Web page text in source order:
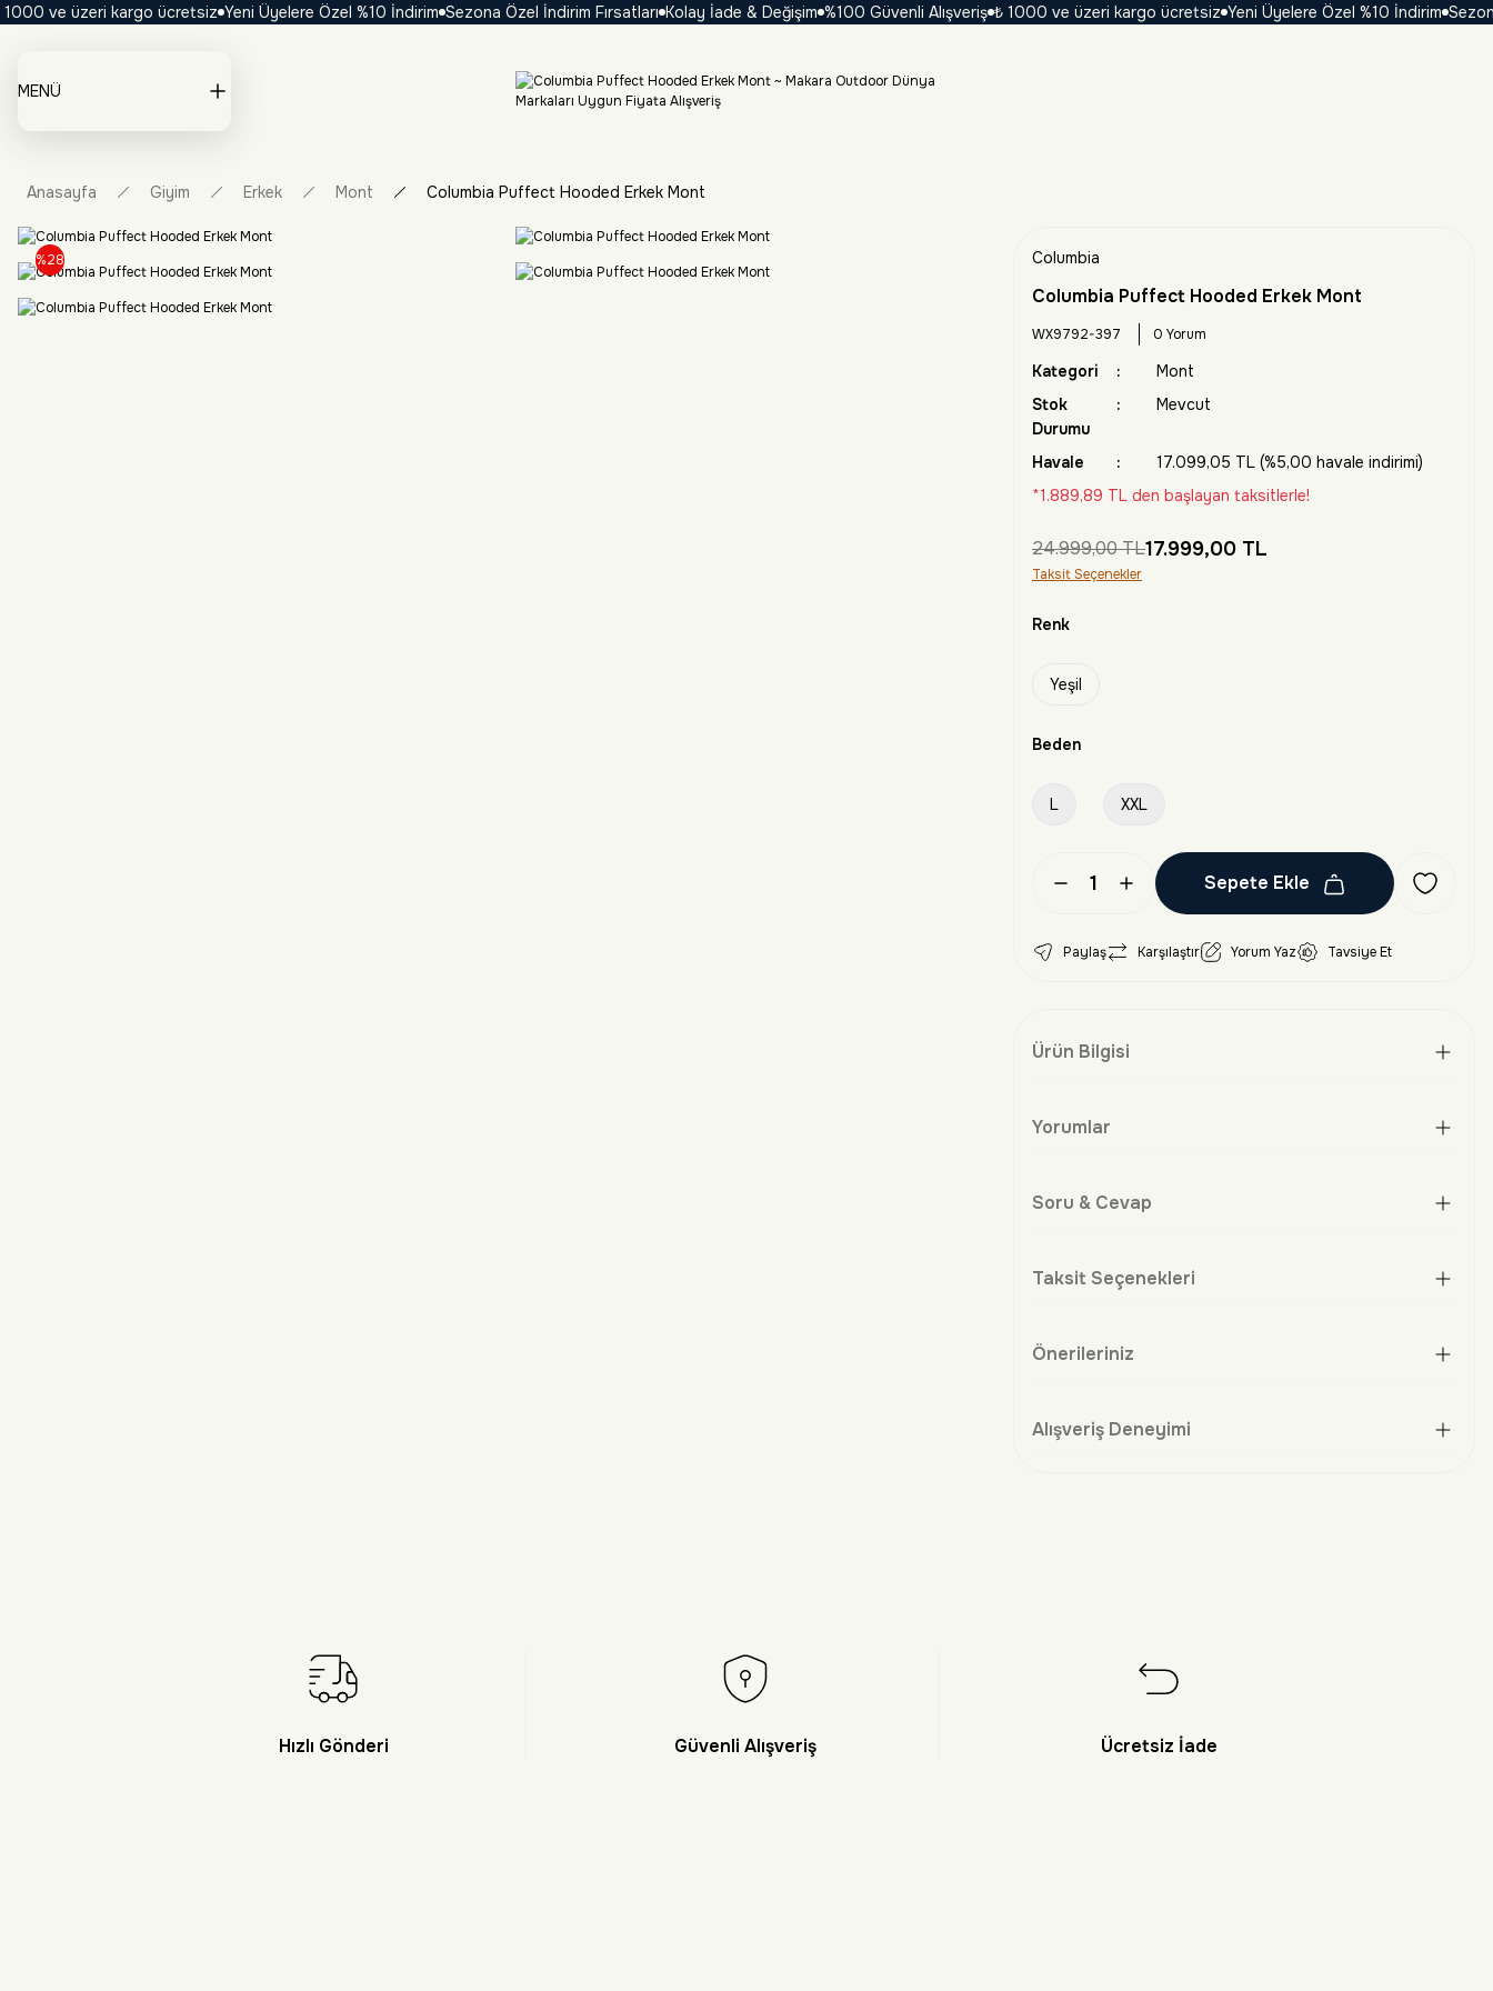
ve üzeri kargo ücretsiz Yeni Üyelere Özel %10 İndirim Sezona Özel İndirim Fırsatları Kolay İade & Değişim %100 Güvenli Alışveriş ₺ 1000 ve üzeri kargo ücretsiz Yeni Üyelere Özel %10 İndirim Sezona
MENÜ
Anasayfa Giyim Erkek Mont Columbia Puffect Hooded Erkek Mont
%28 Columbia
Columbia Puffect Hooded Erkek Mont
WX9792-397 0 Yorum
Kategori
Mont
Stok
Durumu
Mevcut
Havale
17.099,05 TL (%5,00 havale indirimi)
*1.889,89 TL den başlayan taksitlerle!
24.999,00 TL17.999,00 TL
Taksit Seçenekler
Renk
Yeşil
Beden
L XXL
Sepete Ekle
Paylaş Karşılaştır Yorum Yaz Tavsiye Et
Ürün Bilgisi
Yorumlar
Soru & Cevap
Taksit Seçenekleri
Önerileriniz
Alışveriş Deneyimi
Hızlı Gönderi Güvenli Alışveriş Ücretsiz İade